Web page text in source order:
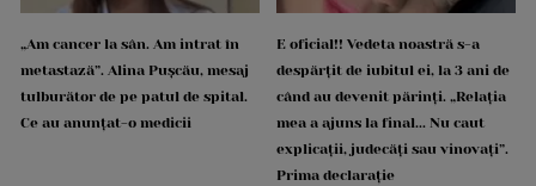
„Am cancer la sân. Am intrat în
metastază”. Alina Pușcău, mesaj
tulburător de pe patul de spital.
Ce au anunțat-o medicii
E oficial!! Vedeta noastră s-a
despărțit de iubitul ei, la 3 ani de
când au devenit părinți. „Relația
mea a ajuns la final... Nu caut
explicații, judecăți sau vinovați”.
Prima declarație